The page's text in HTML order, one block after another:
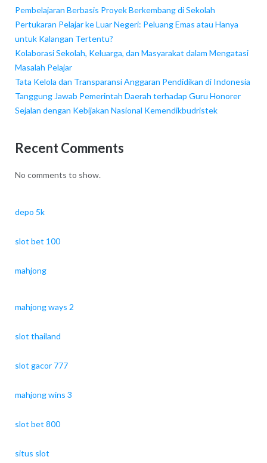
Pembelajaran Berbasis Proyek Berkembang di Sekolah
Pertukaran Pelajar ke Luar Negeri: Peluang Emas atau Hanya
untuk Kalangan Tertentu?
Kolaborasi Sekolah, Keluarga, dan Masyarakat dalam Mengatasi
Masalah Pelajar
Tata Kelola dan Transparansi Anggaran Pendidikan di Indonesia
Tanggung Jawab Pemerintah Daerah terhadap Guru Honorer
Sejalan dengan Kebijakan Nasional Kemendikbudristek
Recent Comments
No comments to show.
depo 5k
slot bet 100
mahjong
mahjong ways 2
slot thailand
slot gacor 777
mahjong wins 3
slot bet 800
situs slot